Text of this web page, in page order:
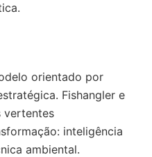
orientado por
Fishangler e
vertentes
inteligência
ambiental.